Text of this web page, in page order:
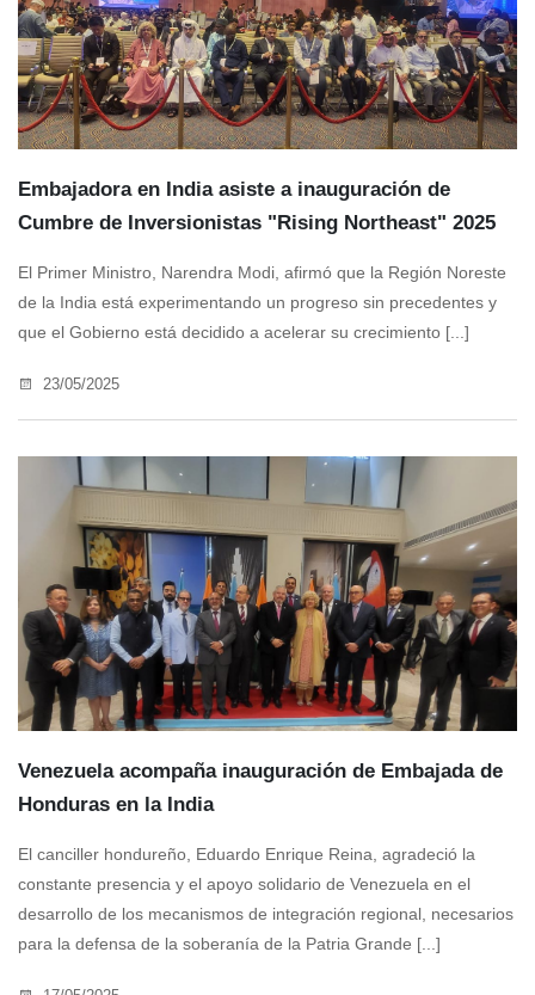
Embajadora en India asiste a inauguración de
Cumbre de Inversionistas "Rising Northeast" 2025
El Primer Ministro, Narendra Modi, afirmó que la Región Noreste
de la India está experimentando un progreso sin precedentes y
que el Gobierno está decidido a acelerar su crecimiento [...]
23/05/2025
Venezuela acompaña inauguración de Embajada de
Honduras en la India
El canciller hondureño, Eduardo Enrique Reina, agradeció la
constante presencia y el apoyo solidario de Venezuela en el
desarrollo de los mecanismos de integración regional, necesarios
para la defensa de la soberanía de la Patria Grande [...]